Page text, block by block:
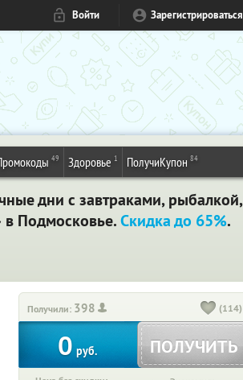
Войти Зарегистрироваться
49 Здоровье 1 ПолучиКупон 84
дни с завтраками, рыбалкой,
Подмосковье.Скидка до 65%.
Получили: 398 (114)
0 руб. ПОЛУЧИТЬ